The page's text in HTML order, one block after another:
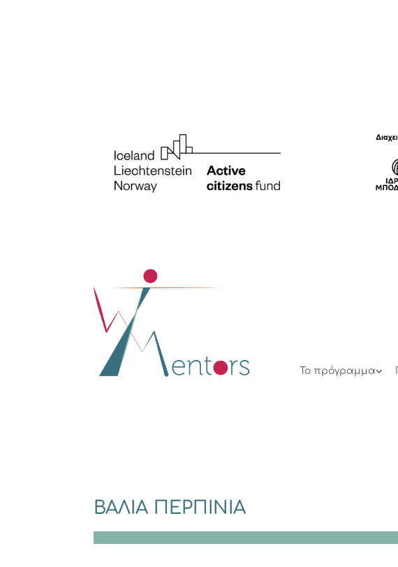
Το πρόγραμμα
ΒΑΛΙΑ ΠΕΡΠΙΝΙΑ